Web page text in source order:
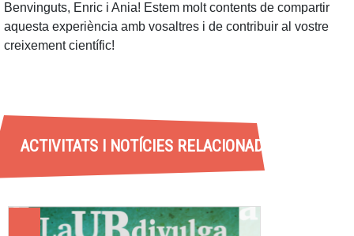
Benvinguts, Enric i Ania! Estem molt contents de compartir
aquesta experiència amb vosaltres i de contribuir al vostre
creixement científic!
ACTIVITATS I NOTÍCIES RELACIONADES